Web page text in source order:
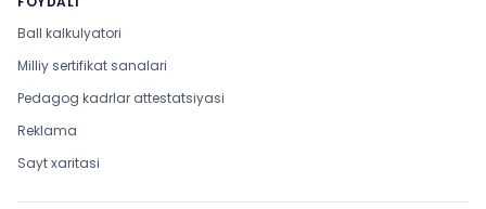
Ball kalkulyatori
Milliy sertifikat sanalari
Pedagog kadrlar attestatsiyasi
Reklama
Sayt xaritasi